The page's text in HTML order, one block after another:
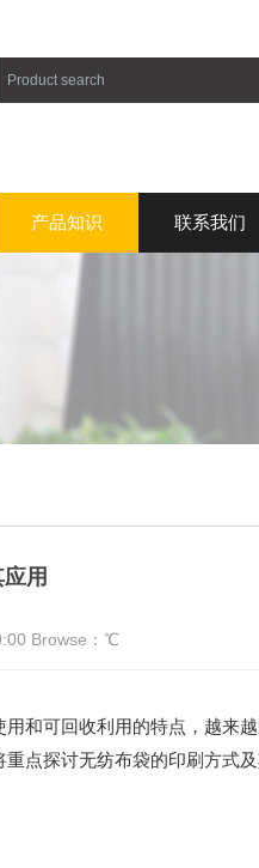
产品知识 联系我们
用
Browse：℃
和可回收利用的特点，越来越
点探讨无纺布袋的印刷方式及